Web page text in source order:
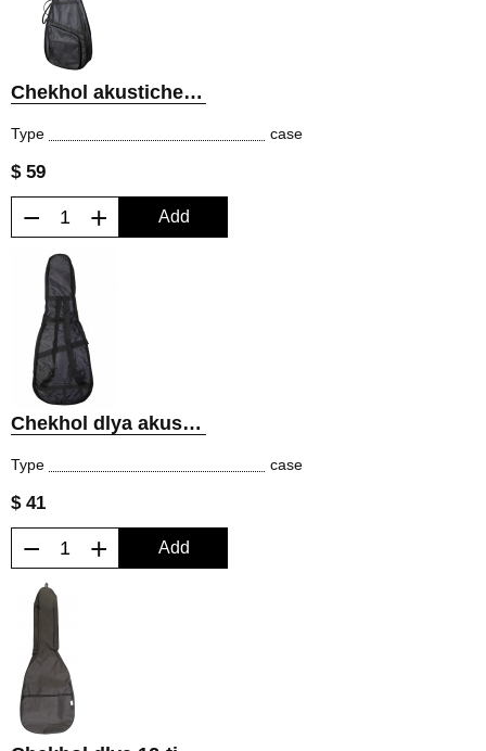
Chekhol akusticheskoy bas-gitary poluzhestkiy
Type case
$ 59
− + Add
Chekhol dlya akusticheskoy gitary
Type case
$ 41
− + Add